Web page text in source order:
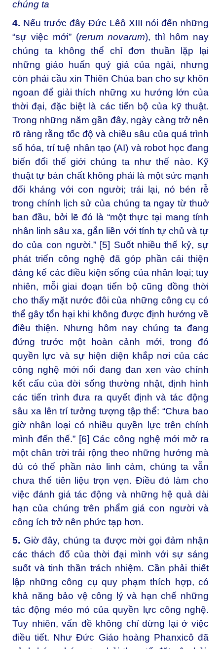
chúng ta
4. Nếu trước đây Đức Lêô XIII nói đến những
“sự việc mới” (rerum novarum), thì hôm nay
chúng ta không thể chỉ đơn thuần lặp lại
những giáo huấn quý giá của ngài, nhưng
còn phải cầu xin Thiên Chúa ban cho sự khôn
ngoan để giải thích những xu hướng lớn của
thời đại, đặc biệt là các tiến bộ của kỹ thuật.
Trong những năm gần đây, ngày càng trở nên
rõ ràng rằng tốc độ và chiều sâu của quá trình
số hóa, trí tuệ nhân tạo (AI) và robot học đang
biến đổi thế giới chúng ta như thế nào. Kỹ
thuật tự bản chất không phải là một sức mạnh
đối kháng với con người; trái lại, nó bén rễ
trong chính lịch sử của chúng ta ngay từ thuở
ban đầu, bởi lẽ đó là “một thực tại mang tính
nhân linh sâu xa, gắn liền với tính tự chủ và tự
do của con người.” [5] Suốt nhiều thế kỷ, sự
phát triển công nghệ đã góp phần cải thiện
đáng kể các điều kiện sống của nhân loại; tuy
nhiên, mỗi giai đoạn tiến bộ cũng đồng thời
cho thấy mặt nước đôi của những công cụ có
thể gây tổn hại khi không được định hướng về
điều thiện. Nhưng hôm nay chúng ta đang
đứng trước một hoàn cảnh mới, trong đó
quyền lực và sự hiện diện khắp nơi của các
công nghệ mới nổi đang đan xen vào chính
kết cấu của đời sống thường nhật, định hình
các tiến trình đưa ra quyết định và tác động
sâu xa lên trí tưởng tượng tập thể: “Chưa bao
giờ nhân loại có nhiều quyền lực trên chính
mình đến thế.” [6] Các công nghệ mới mở ra
một chân trời trải rộng theo những hướng mà
dù có thể phần nào linh cảm, chúng ta vẫn
chưa thể tiên liệu trọn vẹn. Điều đó làm cho
việc đánh giá tác động và những hệ quả dài
hạn của chúng trên phẩm giá con người và
công ích trở nên phức tạp hơn.
5. Giờ đây, chúng ta được mời gọi đảm nhận
các thách đố của thời đại mình với sự sáng
suốt và tinh thần trách nhiệm. Cần phải thiết
lập những công cụ quy phạm thích hợp, có
khả năng bảo vệ công lý và hạn chế những
tác động méo mó của quyền lực công nghệ.
Tuy nhiên, vấn đề không chỉ dừng lại ở việc
điều tiết. Như Đức Giáo hoàng Phanxicô đã